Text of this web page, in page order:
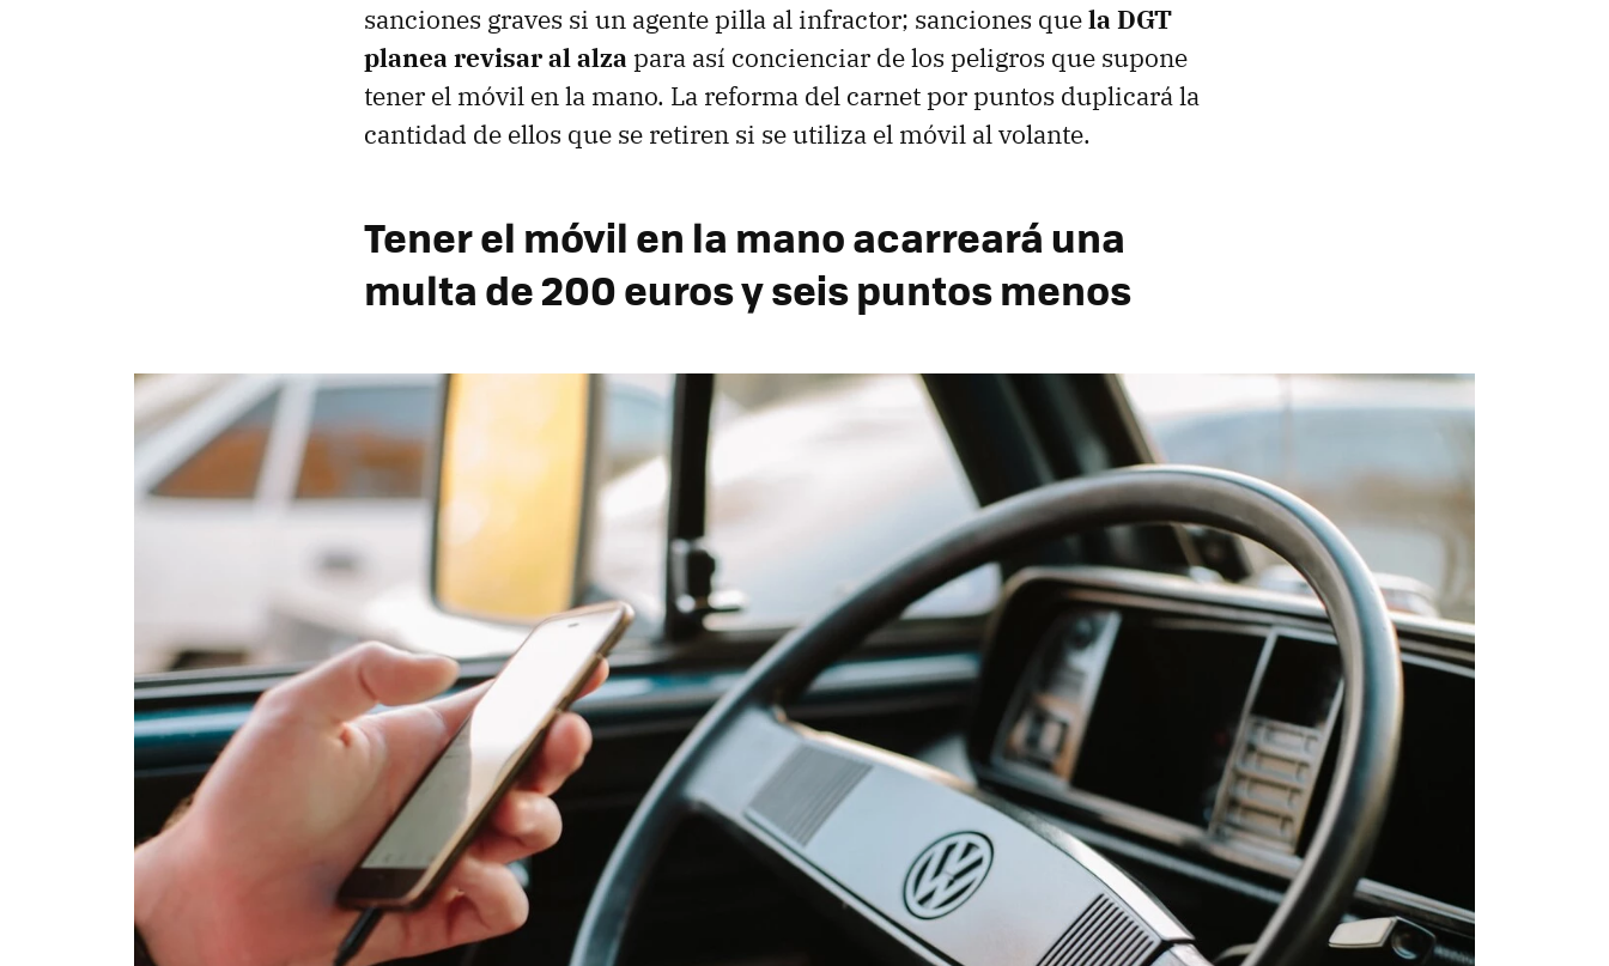
sanciones graves si un agente pilla al infractor; sanciones quela DGT
planea revisar al alza para así concienciar de los peligros que supone
tener el móvil en la mano. La reforma del carnet por puntos duplicará la
cantidad de ellos que se retiren si se utiliza el móvil al volante.
Tener el móvil en la mano acarreará una
multa de 200 euros y seis puntos menos